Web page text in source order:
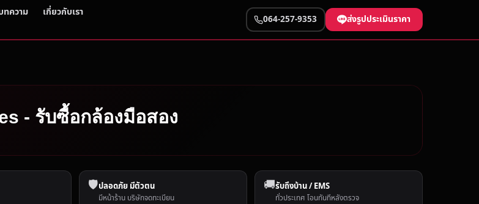
ทความ เกี่ยวกับเรา
064-257-9353 ส่งรูปประเมินราคา
- รับซื้อกล้องมือสอง
🛡️ปลอดภัย มีตัวตน
มีหน้าร้าน บริษัทจดทะเบียน
🚚รับถึงบ้าน / EMS
ทั่วประเทศ โอนทันทีหลังตรวจ